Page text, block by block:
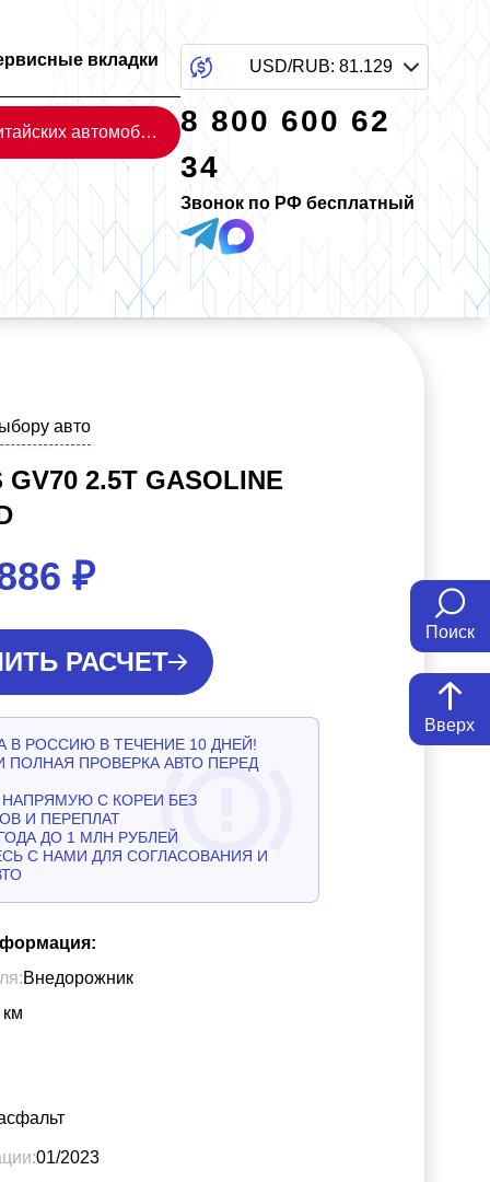
Поиск
Вверх
вкладки
Каталог китайских автомобилей
USD/RUB: 81.129
8 800 600 62
34
Звонок по РФ бесплатный
авто
GV70 2.5T GASOLINE
₽
РАСЧЕТ
В РОССИЮ В ТЕЧЕНИЕ 10 ДНЕЙ!
ПОЛНАЯ ПРОВЕРКА АВТО ПЕРЕД
С КОРЕИ БЕЗ
И ПЕРЕПЛАТ
ДО 1 МЛН РУБЛЕЙ
С НАМИ ДЛЯ СОГЛАСОВАНИЯ И
Внедорожник
км
01/2023